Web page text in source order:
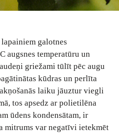
galotnes
augsnes temperatūru un
griežami tūlīt pēc augu
kūdras un perlīta
laiku jāuztur viegli
tos apsedz ar polietilēna
ūdens kondensātam, ir
mitrums var negatīvi ietekmēt